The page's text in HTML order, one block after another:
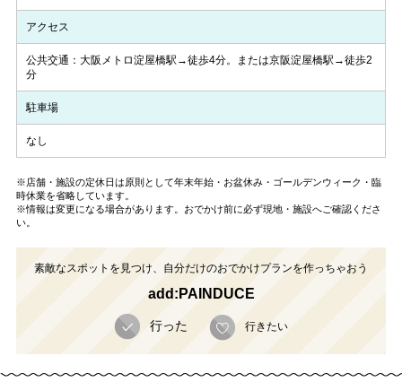
アクセス
公共交通：大阪メトロ淀屋橋駅→徒歩4分。または京阪淀屋橋駅→徒歩2
分
駐車場
なし
※店舗・施設の定休日は原則として年末年始・お盆休み・ゴールデンウィーク・臨
時休業を省略しています。
※情報は変更になる場合があります。おでかけ前に必ず現地・施設へご確認くださ
い。
素敵なスポットを見つけ、自分だけのおでかけプランを作っちゃおう
add:PAINDUCE
行った 行きたい